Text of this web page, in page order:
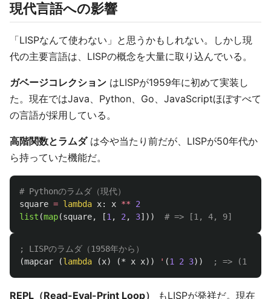
現代言語への影響
「LISPなんて使わない」と思うかもしれない。しかし現
代の主要言語は、LISPの概念を大量に取り込んでいる。
ガベージコレクション はLISPが1959年に初めて実装し
た。現在ではJava、Python、Go、JavaScriptほぼすべて
の言語が採用している。
高階関数とラムダは今や当たり前だが、LISPが50年代か
ら持っていた機能だ。
square = lambda x: x **
2
list (map(square, [1 , 2 , 3]))
; LISPのラムダ（1958年から）
(mapcar (lambda (x) (* x x)) ' (1 2 3)) ; => (1 4 9)
REPL（Read-Eval-Print Loop） もLISPが発祥だ。現在